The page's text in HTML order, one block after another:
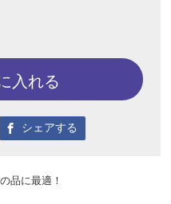
入れる
シェアする
品に最適！